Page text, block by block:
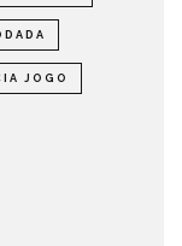
JOGO